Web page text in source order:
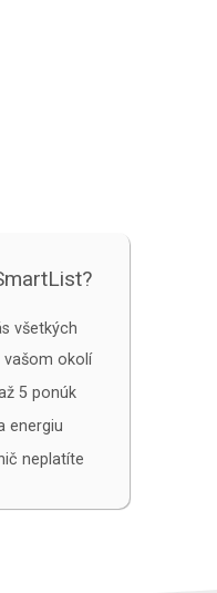
všetkých
okolí
5 ponúk
energiu
neplatíte